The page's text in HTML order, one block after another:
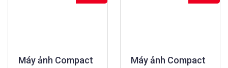
Máy ảnh Compact
Máy ảnh Compact